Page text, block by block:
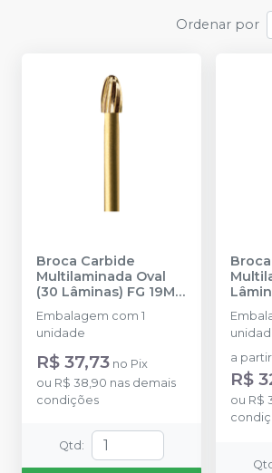
Ordenar por
Broca Carbide
Multilaminada Oval
(30 Lâminas) FG 19MM
- 9406
DENTAL BY ANGELUS
Embalagem com 1
unidade
R$ 37,73 no Pix
ou R$ 38,90 nas demais
condições
Qtd :
a
R$
ou R$